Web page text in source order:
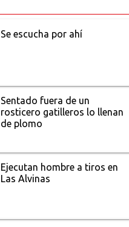
Se escucha por ahí
Sentado fuera de un
rosticero gatilleros lo llenan
de plomo
Ejecutan hombre a tiros en
Las Alvinas